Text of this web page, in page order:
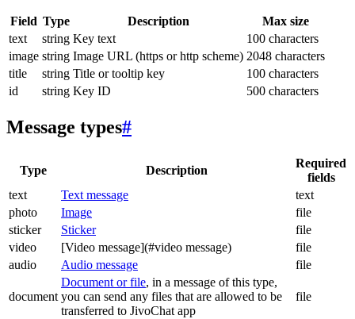
Field Type Description
Max size
text
string Key text
100 characters
image string Image URL (https or http scheme) 2048 characters
title
string Title or tooltip key
100 characters
id
string Key ID 500 characters
Message types#
Type Description
Required
fields
text
Text message
text
photo
Image
file
sticker
Sticker
file
video
[Video message](#video message)
file
audio
Audio message file
document
Document or file, in a message of this type,
you can send any files that are allowed to be
transferred to JivoChat app
file